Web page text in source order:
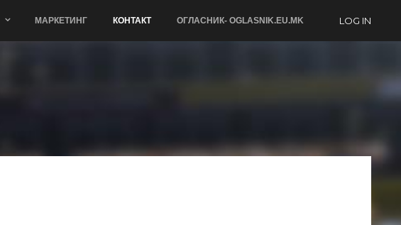
LOG IN
МАРКЕТИНГ КОНТАКТ ОГЛАСНИК- OGLASNIK.EU.MK